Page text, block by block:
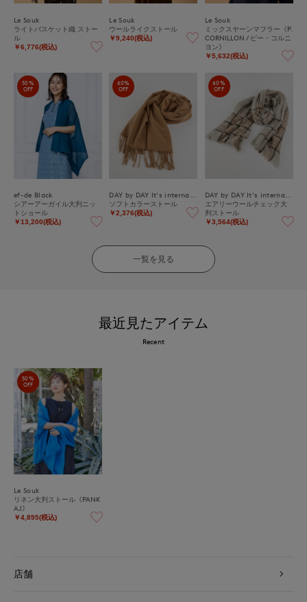
Le Souk
ライトバスケット織 ストー
ル
￥6,776(税込)
Le Souk
ウールライクストール
￥9,240(税込)
Le Souk
ミックスヤーンマフラー《P.
CORNILLON / ピー・コルニ
ヨン》
￥5,632(税込)
50%
OFF
ef-de Black
シアーアーガイル大判ニッ
トショール
￥13,200(税込)
60%
OFF
ソフトカラーストール
￥2,376(税込)
60%
OFF
エアリーウールチェック大
判ストール
￥3,564(税込)
一覧を見る
最近見たアイテム
Recent
50%
OFF
Le Souk
リネン大判ストール《PANK
AJ》
￥4,895(税込)
店舗